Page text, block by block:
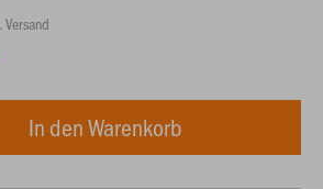
In den Warenkorb